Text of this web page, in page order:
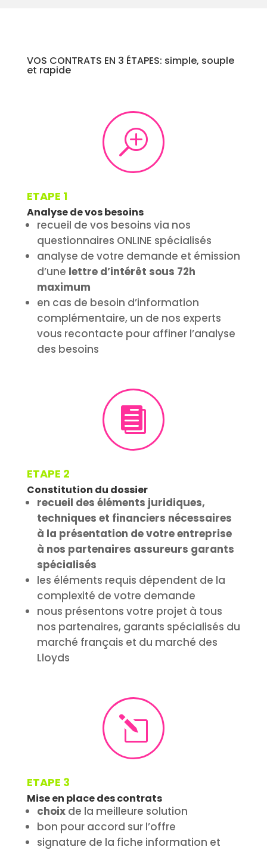
VOS CONTRATS EN 3 ÉTAPES: simple, souple
et rapide
T
ETAPE 1
Analyse de vos besoins
recueil de vos besoins via nos
questionnaires ONLINE spécialisés
analyse de votre demande et émission
d’une lettre d’intérêt sous 72h
maximum
en cas de besoin d’information
complémentaire, un de nos experts
vous recontacte pour affiner l’analyse
des besoins

ETAPE 2
Constitution du dossier
recueil des éléments juridiques,
techniques et financiers nécessaires
à la présentation de votre entreprise
à nos partenaires assureurs garants
spécialisés
les éléments requis dépendent de la
complexité de votre demande
nous présentons votre projet à tous
nos partenaires, garants spécialisés du
marché français et du marché des
Lloyds
l
ETAPE 3
Mise en place des contrats
choixde la meilleure solution
bon pour accord sur l’offre
signature de la fiche information et